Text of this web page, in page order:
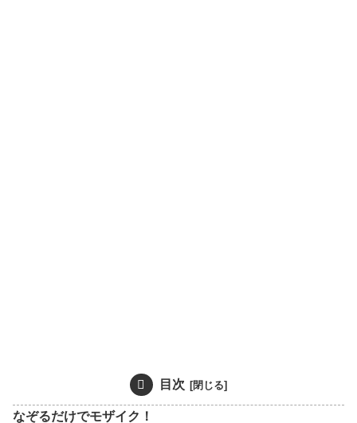
目次
なぞるだけでモザイク！